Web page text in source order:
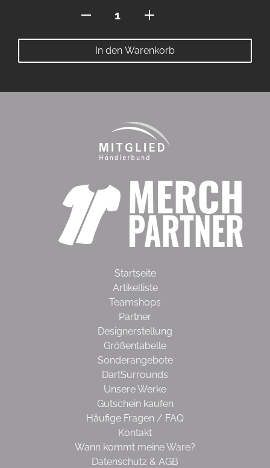
Trikot
Menge
In den Warenkorb
Startseite
Artikelliste
Teamshops
Partner
Designerstellung
Größentabelle
Sonderangebote
DartSurrounds
Unsere Werke
Gutschein kaufen
Häufige Fragen / FAQ
Kontakt
Wann kommt meine Ware?
Datenschutz & AGB